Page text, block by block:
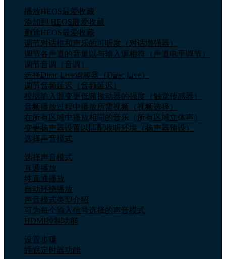
播放HEOS最爱收藏
添加到 HEOS最爱收藏
删除HEOS最爱收藏
调节对话框和声乐的可听度（对话增强器）
调节各声道的音量以与输入源相符（声道电平调节）
调节音调（音调）
选择Dirac Live滤波器（Dirac Live）
调节音频延迟（音频延迟）
根据输入源变更低频振动器的强度（触觉传感器）
音频播放过程中播放所需视频（视频选择）
在所有区域中播放相同的音乐（所有区域立体声）
变更扬声器设置以匹配收听环境（扬声器预设）
选择声音模式
选择声音模式
直通播放
纯直通播放
自动环绕播放
声音模式类型介绍
可为每个输入信号选择的声音模式
HDMI控制功能
设置步骤
睡眠定时器功能